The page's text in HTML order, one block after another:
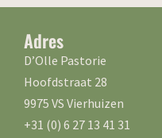
Adres
D’Olle Pastorie
Hoofdstraat 28
9975 VS Vierhuizen
+31 (0) 6 27 13 41 31